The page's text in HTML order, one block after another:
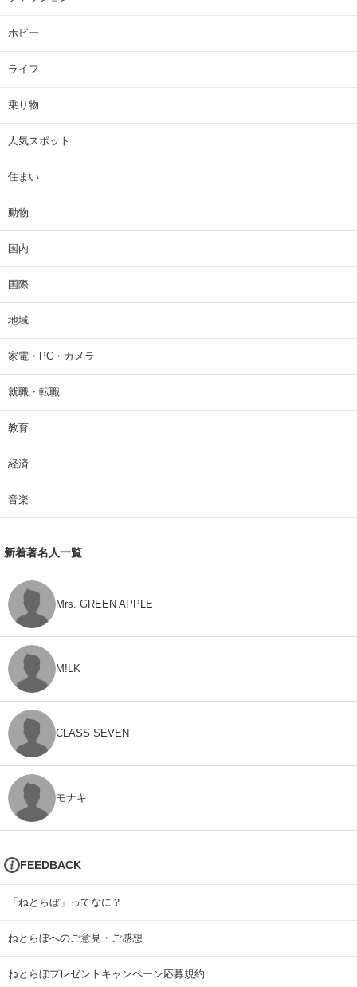
ホビー
ライフ
乗り物
人気スポット
住まい
動物
国内
国際
地域
家電・PC・カメラ
就職・転職
教育
経済
音楽
新着著名人一覧
Mrs. GREEN APPLE
M!LK
CLASS SEVEN
モナキ
FEEDBACK
「ねとらぼ」ってなに？
ねとらぼへのご意見・ご感想
ねとらぼプレゼントキャンペーン応募規約